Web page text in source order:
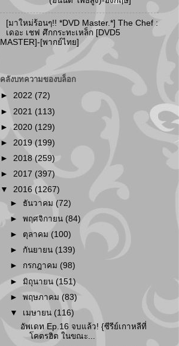
[มาใหม่ร้อนๆ!! *DVD Master.*] The Chef :
เดอะ เชฟ ศึกกระทะเหล็ก [DVD5
MASTER]-[พากย์ไทย]
คลังบทความของบล็อก
► 2022 (72)
► 2021 (113)
► 2020 (129)
► 2019 (199)
► 2018 (259)
► 2017 (397)
▼ 2016 (1267)
► ธันวาคม (72)
►พฤศจิกายน (84)
► ตุลาคม (100)
► กันยายน (139)
► กรกฎาคม (98)
►มิถุนายน (151)
►พฤษภาคม (83)
▼ เมษายน (116)
อัพเดท Ep.16 จบแล้ว! {ซีรีย์เกาหลีที่
โคตรฮิต ในขณะ...